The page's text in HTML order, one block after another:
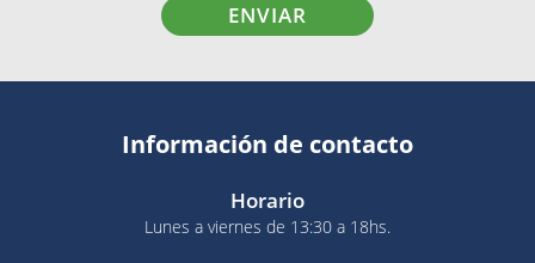
ENVIAR
Información de contacto
Horario
Lunes a viernes de 13:30 a 18hs.